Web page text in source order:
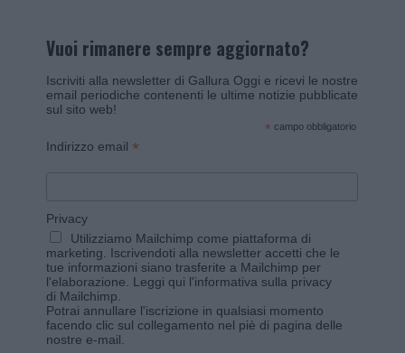
Vuoi rimanere sempre aggiornato?
Iscriviti alla newsletter di Gallura Oggi e ricevi le nostre
email periodiche contenenti le ultime notizie pubblicate
sul sito web!
* campo obbligatorio
Indirizzo email *
Privacy
Utilizziamo Mailchimp come piattaforma di
marketing. Iscrivendoti alla newsletter accetti che le
tue informazioni siano trasferite a Mailchimp per
l'elaborazione. Leggi qui l'informativa sulla privacy
di Mailchimp
Potrai annullare l'iscrizione in qualsiasi momento
facendo clic sul collegamento nel piè di pagina delle
nostre e-mail.